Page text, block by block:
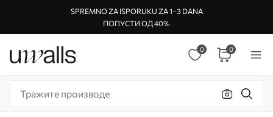
SPREMNO ZA ISPORUKU ZA 1–3 DANA
ПОПУСТИ ОД 40%
0 0